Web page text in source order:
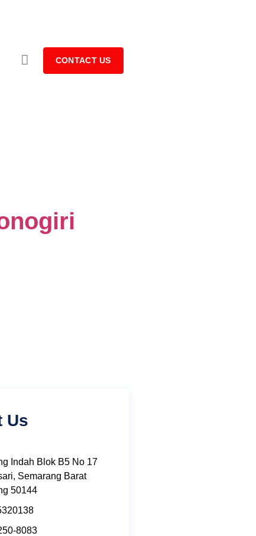
CONTACT US
Us
Indah Blok B5 No 17
Semarang Barat
50144
8083